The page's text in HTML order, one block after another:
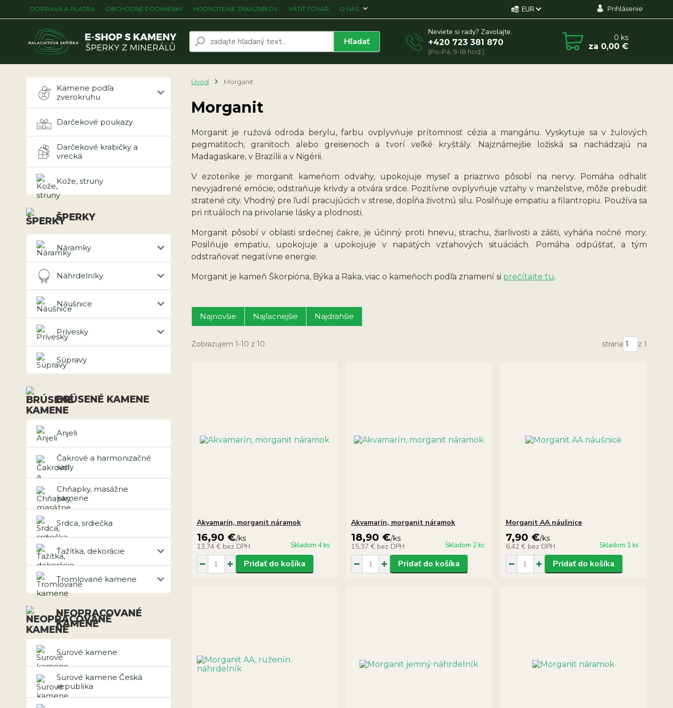
DOPRAVA A PLATBA OBCHODNÉ PODMIENKY HODNOTENIE ZÁKAZNÍKOV VÁTIŤ TOVAR O NÁS EUR Prihlásenie
Hľadať
Neviete si rady? Zavolajte.
+420 723 381 870
(Po-Pá, 9-18 hod.)
0 ks
za 0,00 €
Kamene podľa
zverokruhu
Darčekové poukazy
Darčekové krabičky a
vrecká
Kože, struny
ŠPERKY
Náramky
Náhrdelníky
Náušnice
Prívesky
Súpravy
BRÚSENÉ KAMENE
Anjeli
Čakrové a harmonizačné
sady
Chňapky, masážne
kamene
Srdca, srdiečka
Ťažítka, dekorácie
Tromlované kamene
NEOPRACOVANÉ
KAMENE
Surové kamene
Surové kamene Česká
republika
Úvod Morganit
Morganit
Morganit je ružová odroda berylu, farbu ovplyvňuje prítomnosť cézia a mangánu. Vyskytuje sa v žulových
pegmatitoch, granitoch alebo greisenoch a tvorí veľké kryštály. Najznámejšie ložiská sa nachádzajú na
Madagaskare, v Brazílii a v Nigérii.
V ezoterike je morganit kameňom odvahy, upokojuje myseľ a priaznivo pôsobí na nervy. Pomáha odhaliť
nevyjadrené emócie, odstraňuje krivdy a otvára srdce. Pozitívne ovplyvňuje vzťahy v manželstve, môže prebudiť
stratené city. Vhodný pre ľudí pracujúcich v strese, dopĺňa životnú silu. Posilňuje empatiu a filantropiu. Používa sa
pri rituáloch na privolanie lásky a plodnosti.
Morganit pôsobí v oblasti srdečnej čakre, je účinný proti hnevu, strachu, žiarlivosti a zášti, vyháňa nočné mory.
Posilňuje empatiu, upokojuje a upokojuje v napätých vzťahových situáciách. Pomáha odpúšťať, a tým
odstraňovať negatívne energie.
Morganit je kameň Škorpióna, Býka a Raka, viac o kameňoch podľa znamení si prečítajte tu.
Najnovšie Najlacnejšie Najdrahšie
Zobrazujem 1-10 z 10 strana z 1
Akvamarín, morganit náramok
16,90 €/ks
13,74 € bez DPH Skladom 4 ks
Pridať do košíka
Akvamarín, morganit náramok
18,90 €/ks
15,37 € bez DPH Skladom 2 ks
Pridať do košíka
Morganit AA náušnice
7,90 €/ks
6,42 € bez DPH Skladom 1 ks
Pridať do košíka